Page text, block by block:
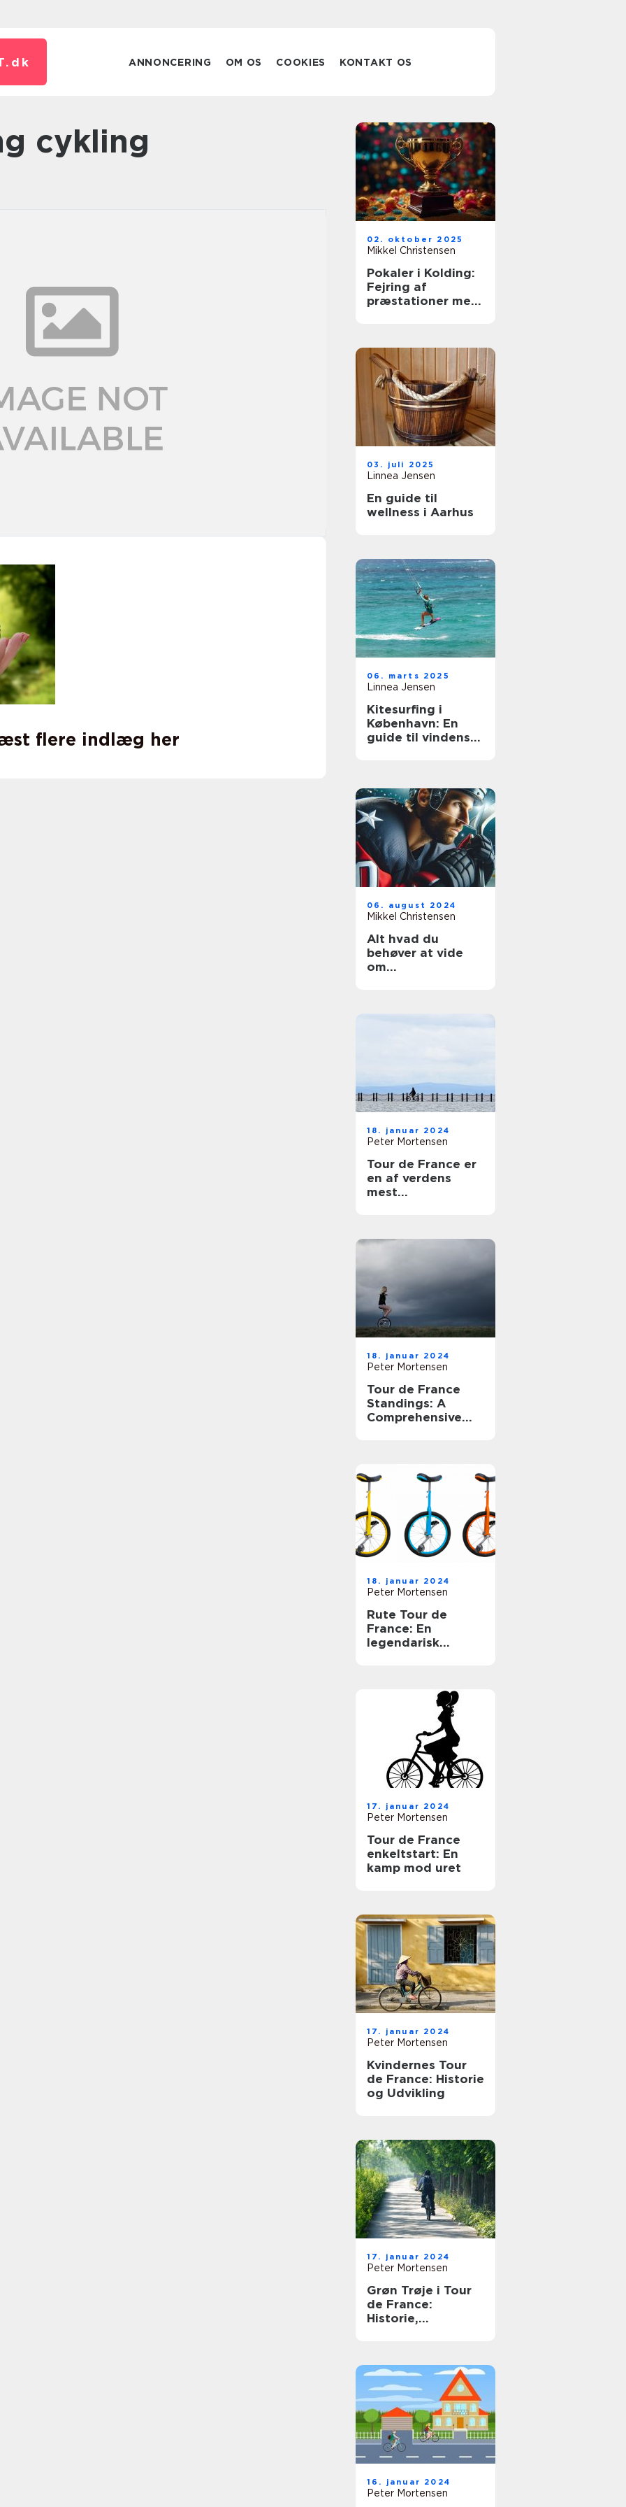
dk ANNONCERING OM OS COOKIES KONTAKT OS
cykling
flere indlæg her
02. oktober 2025
Mikkel Christensen
Pokaler i Kolding:
Fejring af
præstationer med
03. juli 2025
Linnea Jensen
En guide til
wellness i Aarhus
06. marts 2025
Linnea Jensen
Kitesurfing i
København: En
guide til vindens
06. august 2024
Mikkel Christensen
Alt hvad du
behøver at vide
om
18. januar 2024
Peter Mortensen
Tour de France er
en af verdens
mest
tilskuere fra hele
18. januar 2024
Peter Mortensen
Tour de France
Standings: A
Comprehensive
18. januar 2024
Peter Mortensen
Rute Tour de
France: En
legendarisk
fritidsentusiaster
17. januar 2024
Peter Mortensen
Tour de France
enkeltstart: En
kamp mod uret
17. januar 2024
Peter Mortensen
Kvindernes Tour
de France: Historie
og Udvikling
17. januar 2024
Peter Mortensen
Grøn Trøje i Tour
de France:
Historie,
16. januar 2024
Peter Mortensen